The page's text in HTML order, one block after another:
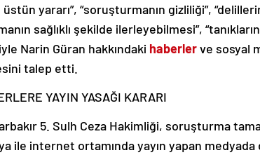
üstün yararı”, “soruşturmanın gizliliği”,
sağlıklı şekilde ilerleyebilmesi”,
Narin Güran hakkındaki haberlerve sosyal
talep etti.
YAYIN YASAĞI KARARI
5. Sulh Ceza Hakimliği, soruşturma
ile internet ortamında yayın yapan medyada